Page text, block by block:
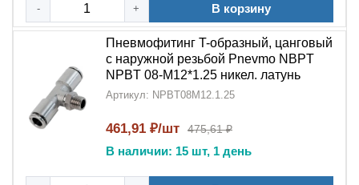
- + В корзину
Пневмофитинг T-образный, цанговый
с наружной резьбой Pnevmo NBPT
NPBT 08-M12*1.25 никел. латунь
Артикул: NPBT08M12.1.25
461,91 ₽/шт 475,61 ₽
В наличии: 15 шт, 1 день